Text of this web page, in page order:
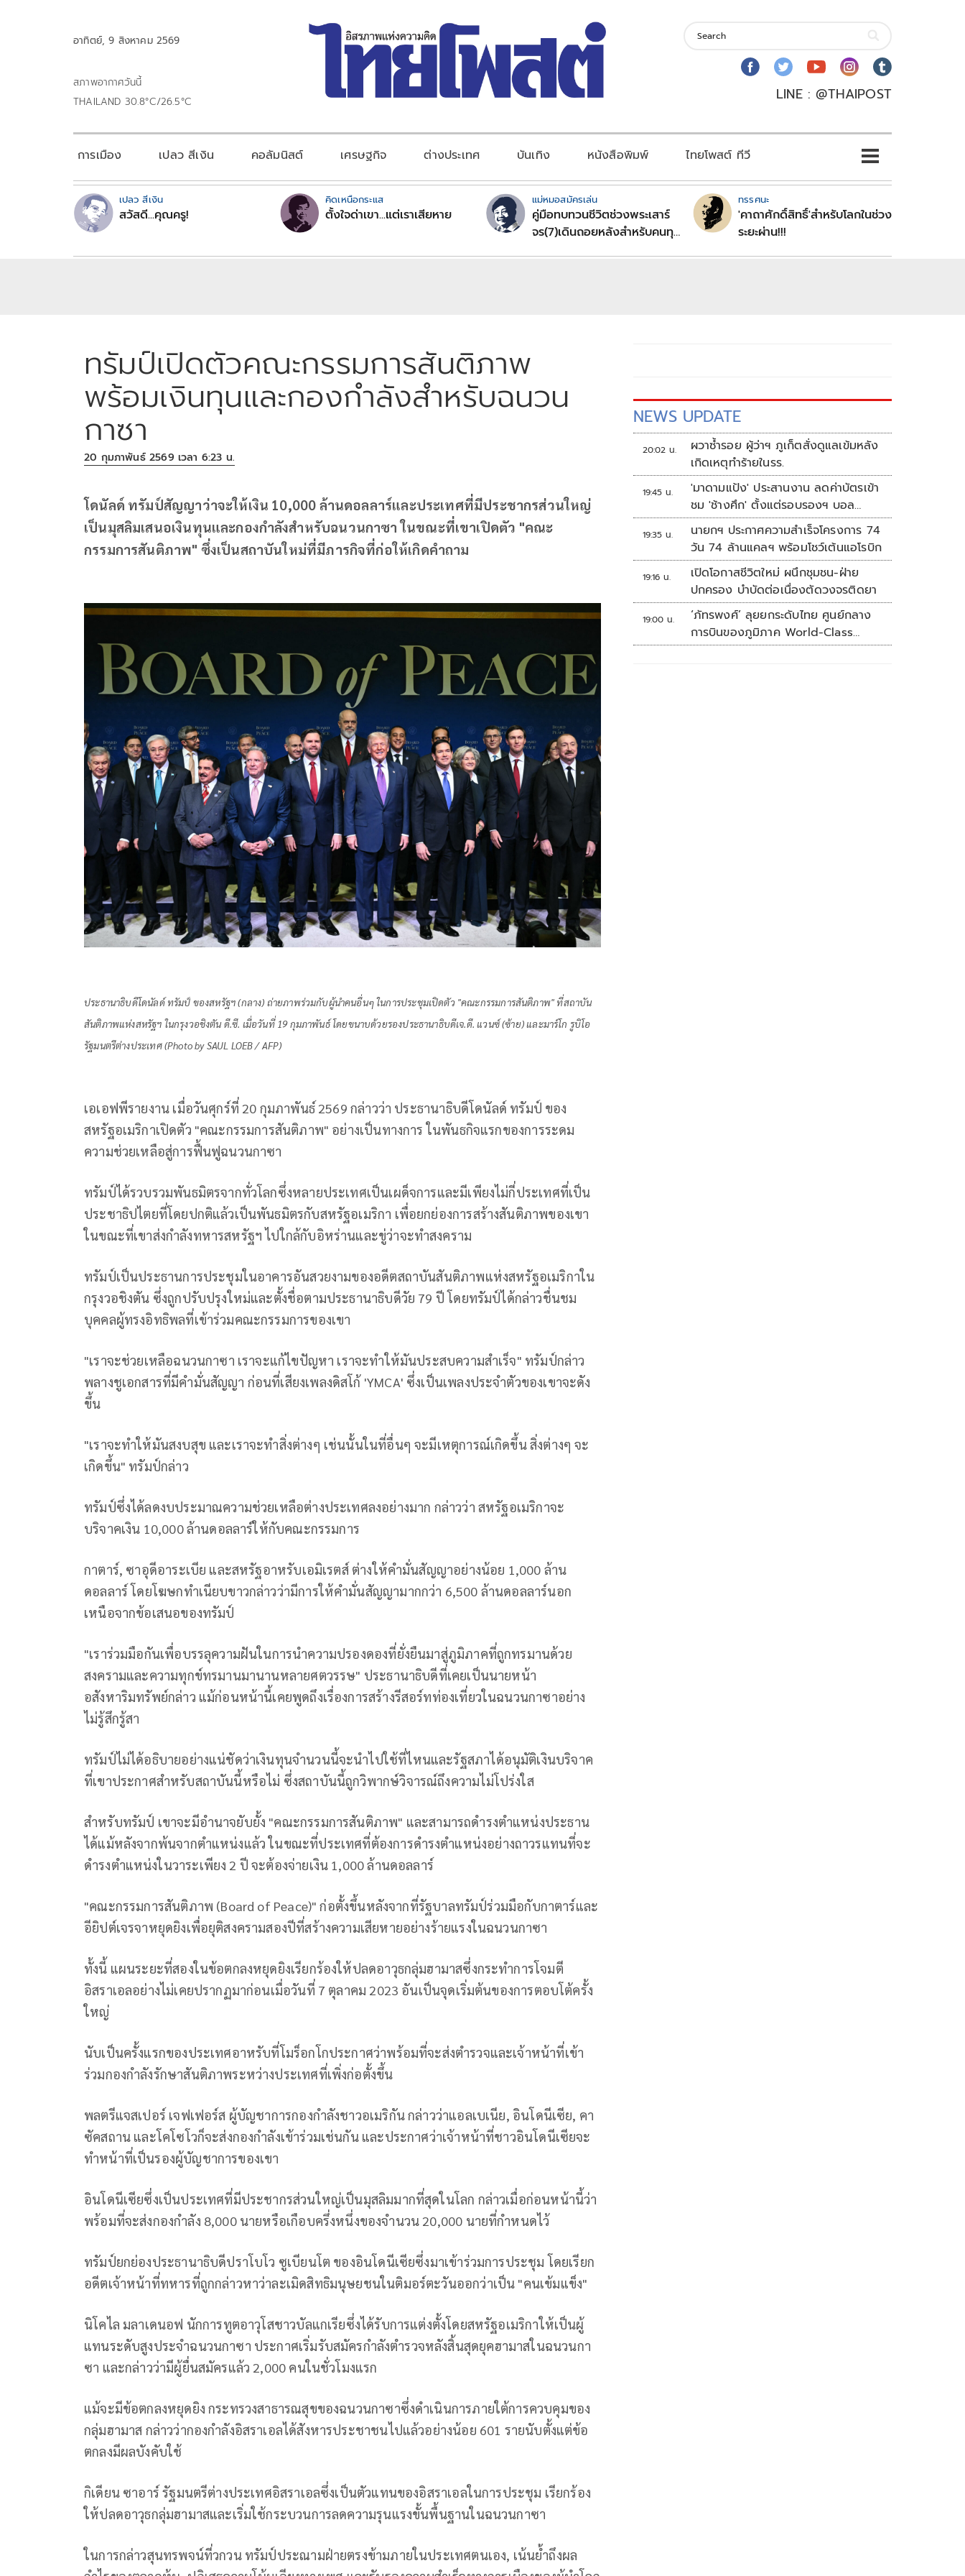
อาทิตย์, 9 สิงหาคม 2569
สภาพอากาศวันนี้
THAILAND 30.8°C/26.5°C
LINE : @THAIPOST
การเมือง เปลว สีเงิน คอลัมนิสต์ เศรษฐกิจ ต่างประเทศ บันเทิง หนังสือพิมพ์ ไทยโพสต์ ทีวี
เปลว สีเงิน
สวัสดี...คุณครู!
คิดเหนือกระแส
ตั้งใจด่าเขา...แต่เราเสียหาย
แม่หมอสมัครเล่น
คู่มือทบทวนชีวิตช่วงพระเสาร์
จร(7)เดินถอยหลังสำหรับคนทุก
ทรรศนะ
'คาถาศักดิ์สิทธิ์'สำหรับโลกในช่วง
ระยะผ่าน!!!
ทรัมป์เปิดตัวคณะกรรมการสันติภาพ
พร้อมเงินทุนและกองกำลังสำหรับฉนวน
กาซา
20 กุมภาพันธ์ 2569 เวลา 6:23 น.
โดนัลด์ ทรัมป์สัญญาว่าจะให้เงิน 10,000 ล้านดอลลาร์และประเทศที่มีประชากรส่วนใหญ่
เป็นมุสลิมเสนอเงินทุนและกองกำลังสำหรับฉนวนกาซา ในขณะที่เขาเปิดตัว "คณะ
กรรมการสันติภาพ" ซึ่งเป็นสถาบันใหม่ที่มีภารกิจที่ก่อให้เกิดคำถาม
ประธานาธิบดีโดนัลด์ ทรัมป์ ของสหรัฐฯ (กลาง) ถ่ายภาพร่วมกับผู้นำคนอื่นๆ ในการประชุมเปิดตัว "คณะกรรมการสันติภาพ" ที่สถาบัน
สันติภาพแห่งสหรัฐฯ ในกรุงวอชิงตัน ดี.ซี. เมื่อวันที่ 19 กุมภาพันธ์ โดยขนาบด้วยรองประธานาธิบดีเจ.ดี. แวนซ์ (ซ้าย) และมาร์โก รูบิโอ
รัฐมนตรีต่างประเทศ (Photo by SAUL LOEB / AFP)
เอเอฟพีรายงาน เมื่อวันศุกร์ที่ 20 กุมภาพันธ์ 2569 กล่าวว่า ประธานาธิบดีโดนัลด์ ทรัมป์ ของ
สหรัฐอเมริกาเปิดตัว "คณะกรรมการสันติภาพ" อย่างเป็นทางการ ในพันธกิจแรกของการระดม
ความช่วยเหลือสู่การฟื้นฟูฉนวนกาซา
ทรัมป์ได้รวบรวมพันธมิตรจากทั่วโลกซึ่งหลายประเทศเป็นเผด็จการและมีเพียงไม่กี่ประเทศที่เป็น
ประชาธิปไตยที่โดยปกติแล้วเป็นพันธมิตรกับสหรัฐอเมริกา เพื่อยกย่องการสร้างสันติภาพของเขา
ในขณะที่เขาส่งกำลังทหารสหรัฐฯ ไปใกล้กับอิหร่านและขู่ว่าจะทำสงคราม
ทรัมป์เป็นประธานการประชุมในอาคารอันสวยงามของอดีตสถาบันสันติภาพแห่งสหรัฐอเมริกาใน
กรุงวอชิงตัน ซึ่งถูกปรับปรุงใหม่และตั้งชื่อตามประธานาธิบดีวัย 79 ปี โดยทรัมป์ได้กล่าวชื่นชม
บุคคลผู้ทรงอิทธิพลที่เข้าร่วมคณะกรรมการของเขา
"เราจะช่วยเหลือฉนวนกาซา เราจะแก้ไขปัญหา เราจะทำให้มันประสบความสำเร็จ" ทรัมป์กล่าว
พลางชูเอกสารที่มีคำมั่นสัญญา ก่อนที่เสียงเพลงดิสโก้ 'YMCA' ซึ่งเป็นเพลงประจำตัวของเขาจะดัง
ขึ้น
"เราจะทำให้มันสงบสุข และเราจะทำสิ่งต่างๆ เช่นนั้นในที่อื่นๆ จะมีเหตุการณ์เกิดขึ้น สิ่งต่างๆ จะ
เกิดขึ้น" ทรัมป์กล่าว
ทรัมป์ซึ่งได้ลดงบประมาณความช่วยเหลือต่างประเทศลงอย่างมาก กล่าวว่า สหรัฐอเมริกาจะ
บริจาคเงิน 10,000 ล้านดอลลาร์ให้กับคณะกรรมการ
กาตาร์, ซาอุดีอาระเบีย และสหรัฐอาหรับเอมิเรตส์ ต่างให้คำมั่นสัญญาอย่างน้อย 1,000 ล้าน
ดอลลาร์ โดยโฆษกทำเนียบขาวกล่าวว่ามีการให้คำมั่นสัญญามากกว่า 6,500 ล้านดอลลาร์นอก
เหนือจากข้อเสนอของทรัมป์
"เราร่วมมือกันเพื่อบรรลุความฝันในการนำความปรองดองที่ยั่งยืนมาสู่ภูมิภาคที่ถูกทรมานด้วย
สงครามและความทุกข์ทรมานมานานหลายศตวรรษ" ประธานาธิบดีที่เคยเป็นนายหน้า
อสังหาริมทรัพย์กล่าว แม้ก่อนหน้านี้เคยพูดถึงเรื่องการสร้างรีสอร์ทท่องเที่ยวในฉนวนกาซาอย่าง
ไม่รู้สึกรู้สา
ทรัมป์ไม่ได้อธิบายอย่างแน่ชัดว่าเงินทุนจำนวนนี้จะนำไปใช้ที่ไหนและรัฐสภาได้อนุมัติเงินบริจาค
ที่เขาประกาศสำหรับสถาบันนี้หรือไม่ ซึ่งสถาบันนี้ถูกวิพากษ์วิจารณ์ถึงความไม่โปร่งใส
สำหรับทรัมป์ เขาจะมีอำนาจยับยั้ง "คณะกรรมการสันติภาพ" และสามารถดำรงตำแหน่งประธาน
ได้แม้หลังจากพ้นจากตำแหน่งแล้ว ในขณะที่ประเทศที่ต้องการดำรงตำแหน่งอย่างถาวรแทนที่จะ
ดำรงตำแหน่งในวาระเพียง 2 ปี จะต้องจ่ายเงิน 1,000 ล้านดอลลาร์
"คณะกรรมการสันติภาพ (Board of Peace)" ก่อตั้งขึ้นหลังจากที่รัฐบาลทรัมป์ร่วมมือกับกาตาร์และ
อียิปต์เจรจาหยุดยิงเพื่อยุติสงครามสองปีที่สร้างความเสียหายอย่างร้ายแรงในฉนวนกาซา
ทั้งนี้ แผนระยะที่สองในข้อตกลงหยุดยิงเรียกร้องให้ปลดอาวุธกลุ่มฮามาสซึ่งกระทำการโจมตี
อิสราเอลอย่างไม่เคยปรากฏมาก่อนเมื่อวันที่ 7 ตุลาคม 2023 อันเป็นจุดเริ่มต้นของการตอบโต้ครั้ง
ใหญ่
นับเป็นครั้งแรกของประเทศอาหรับที่โมร็อกโกประกาศว่าพร้อมที่จะส่งตำรวจและเจ้าหน้าที่เข้า
ร่วมกองกำลังรักษาสันติภาพระหว่างประเทศที่เพิ่งก่อตั้งขึ้น
พลตรีแจสเปอร์ เจฟเฟอร์ส ผู้บัญชาการกองกำลังชาวอเมริกัน กล่าวว่าแอลเบเนีย, อินโดนีเซีย, คา
ซัคสถาน และโคโซโวก็จะส่งกองกำลังเข้าร่วมเช่นกัน และประกาศว่าเจ้าหน้าที่ชาวอินโดนีเซียจะ
ทำหน้าที่เป็นรองผู้บัญชาการของเขา
อินโดนีเซียซึ่งเป็นประเทศที่มีประชากรส่วนใหญ่เป็นมุสลิมมากที่สุดในโลก กล่าวเมื่อก่อนหน้านี้ว่า
พร้อมที่จะส่งกองกำลัง 8,000 นายหรือเกือบครึ่งหนึ่งของจำนวน 20,000 นายที่กำหนดไว้
ทรัมป์ยกย่องประธานาธิบดีปราโบโว ซูเบียนโต ของอินโดนีเซียซึ่งมาเข้าร่วมการประชุม โดยเรียก
อดีตเจ้าหน้าที่ทหารที่ถูกกล่าวหาว่าละเมิดสิทธิมนุษยชนในติมอร์ตะวันออกว่าเป็น "คนเข้มแข็ง"
นิโคไล มลาเดนอฟ นักการทูตอาวุโสชาวบัลแกเรียซึ่งได้รับการแต่งตั้งโดยสหรัฐอเมริกาให้เป็นผู้
แทนระดับสูงประจำฉนวนกาซา ประกาศเริ่มรับสมัครกำลังตำรวจหลังสิ้นสุดยุคฮามาสในฉนวนกา
ซา และกล่าวว่ามีผู้ยื่นสมัครแล้ว 2,000 คนในชั่วโมงแรก
แม้จะมีข้อตกลงหยุดยิง กระทรวงสาธารณสุขของฉนวนกาซาซึ่งดำเนินการภายใต้การควบคุมของ
กลุ่มฮามาส กล่าวว่ากองกำลังอิสราเอลได้สังหารประชาชนไปแล้วอย่างน้อย 601 รายนับตั้งแต่ข้อ
ตกลงมีผลบังคับใช้
กิเดียน ซาอาร์ รัฐมนตรีต่างประเทศอิสราเอลซึ่งเป็นตัวแทนของอิสราเอลในการประชุม เรียกร้อง
ให้ปลดอาวุธกลุ่มฮามาสและเริ่มใช้กระบวนการลดความรุนแรงขั้นพื้นฐานในฉนวนกาซา
ในการกล่าวสุนทรพจน์ที่วกวน ทรัมป์ประณามฝ่ายตรงข้ามภายในประเทศตนเอง, เน้นย้ำถึงผล
NEWS UPDATE
20:02 น.
ผวาซ้ำรอย ผู้ว่าฯ ภูเก็ตสั่งดูแลเข้มหลัง
เกิดเหตุทำร้ายในรร.
19:45 น.
'มาดามแป้ง' ประสานงาน ลดค่าบัตรเข้า
ชม 'ช้างศึก' ตั้งแต่รอบรองฯ บอล
อาเซียน
19:35 น.
นายกฯ ประกาศความสำเร็จโครงการ 74
วัน 74 ล้านแคลฯ พร้อมโชว์เต้นแอโรบิก
19:16 น.
เปิดโอกาสชีวิตใหม่ ผนึกชุมชน-ฝ่าย
ปกครอง บำบัดต่อเนื่องตัดวงจรติดยา
19:00 น.
‘ภัทรพงศ์’ ลุยยกระดับไทย ศูนย์กลาง
การบินของภูมิภาค World-Class
Aviation Hub | ห้องข่าวไทยโพสต์สุด